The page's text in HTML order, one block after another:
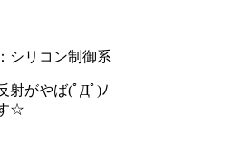
シリコン制御系
射がやば(ﾟДﾟ)ﾉ
☆